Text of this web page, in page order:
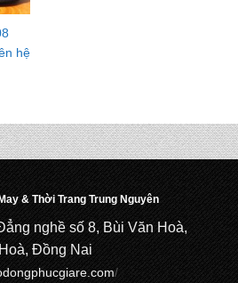
hệ
& Thời Trang Trung Nguyên
nghề số 8, Bùi Văn Hoà,
Đồng Nai
/